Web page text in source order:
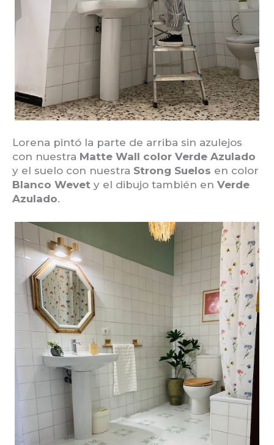
Lorena pintó la parte de arriba sin azulejos
con nuestra Matte Wall color Verde Azulado
y el suelo con nuestra Strong Suelos en color
Blanco Wevet y el dibujo también en Verde
Azulado.